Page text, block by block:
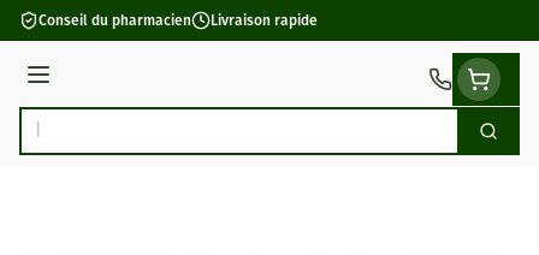
Aller au contenu
Conseil du pharmacien Livraison rapide
Menu
Rechercher